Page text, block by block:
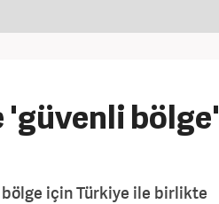
bölge'
bölge için Türkiye ile birlikte